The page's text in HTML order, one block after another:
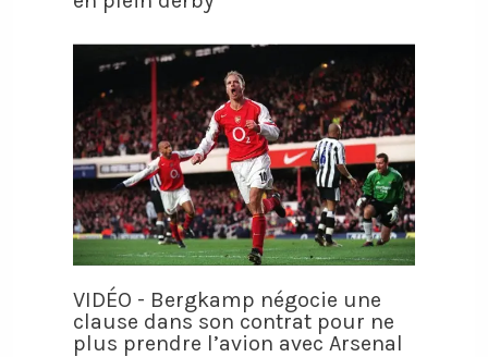
VIDÉO - Bergkamp négocie une
clause dans son contrat pour ne
plus prendre l’avion avec Arsenal